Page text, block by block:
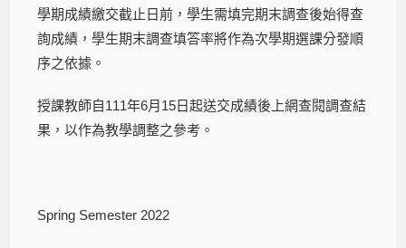
學期成績繳交截止日前，學生需填完期末調查後始得查
詢成績，學生期末調查填答率將作為次學期選課分發順
序之依據。
授課教師自111年6月15日起送交成績後上網查閱調查結
果，以作為教學調整之參考。
Spring Semester 2022